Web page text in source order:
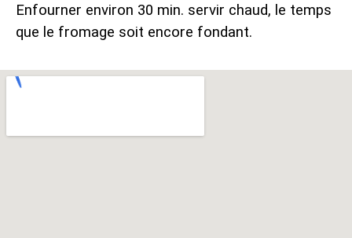
Enfourner environ 30 min. servir chaud, le temps
que le fromage soit encore fondant.